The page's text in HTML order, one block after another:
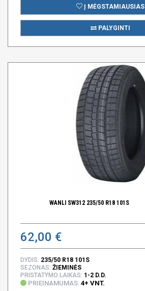
Į MĖGSTAMIAUSIAS
PALYGINTI
WANLI SW312 235/50 R18 101S
62,00 €
DYDIS: 235/50 R18 101S
SEZONAS: ŽIEMINĖS
PRISTATYMO LAIKAS: 1-2 D.D.
PRIEINAMUMAS: 4+ VNT.